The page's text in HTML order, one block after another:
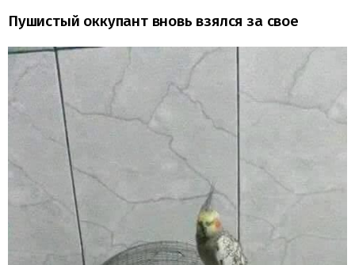
Пушистый оккупант вновь взялся за свое